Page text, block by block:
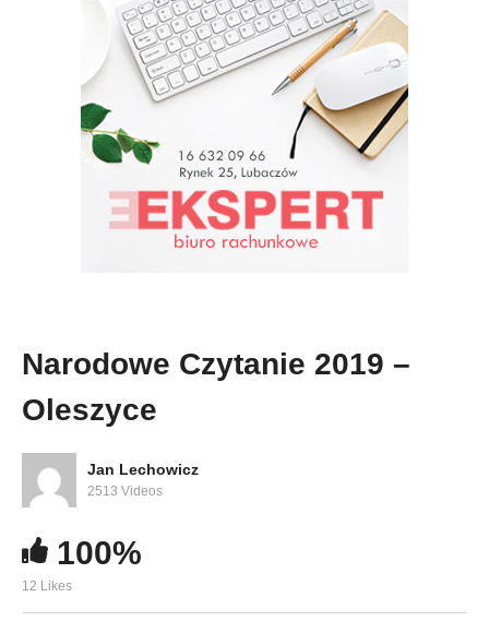
Narodowe Czytanie 2019 –
Oleszyce
Jan Lechowicz
2513 Videos
100%
12 Likes